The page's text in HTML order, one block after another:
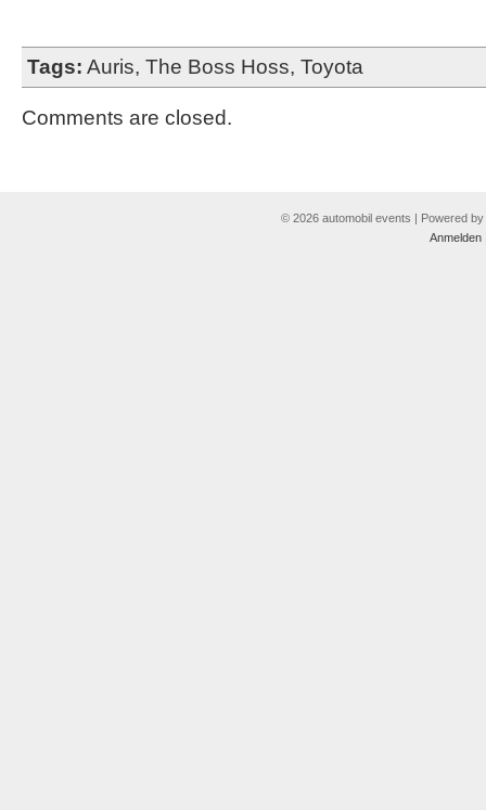
Tags: Auris, The Boss Hoss, Toyota
Comments are closed.
© 2026 automobil events | Powered by
Anmelden|